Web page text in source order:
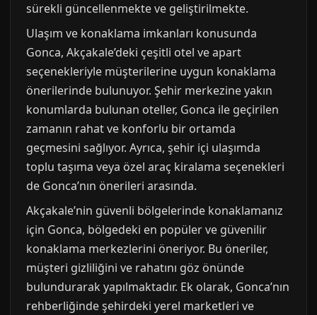
sürekli güncellenmekte ve geliştirilmekte.
Ulaşım ve konaklama imkanları konusunda
Gonca, Akçakale’deki çeşitli otel ve apart
seçenekleriyle müşterilerine uygun konaklama
önerilerinde bulunuyor. Şehir merkezine yakın
konumlarda bulunan oteller, Gonca ile geçirilen
zamanın rahat ve konforlu bir ortamda
geçmesini sağlıyor. Ayrıca, şehir içi ulaşımda
toplu taşıma veya özel araç kiralama seçenekleri
de Gonca’nın önerileri arasında.
Akçakale’nin güvenli bölgelerinde konaklamanız
için Gonca, bölgedeki en popüler ve güvenilir
konaklama merkezlerini öneriyor. Bu öneriler,
müşteri gizliliğini ve rahatını göz önünde
bulundurarak yapılmaktadır. Ek olarak, Gonca’nın
rehberliğinde şehirdeki yerel marketleri ve